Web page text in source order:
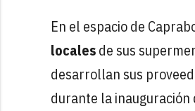
En el espacio de
localesde sus
desarrollan sus
durante la inauguración